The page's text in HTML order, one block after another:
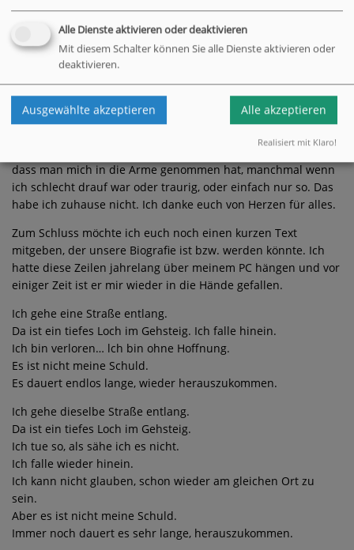
werde euch echt vermissen, auch die konstruktive Kritik
einiger Gruppenmitglieder. In dieser Gruppe durfte ich
Einiges über mich neu erfahren und Altes wieder entdecken.
Meine Funktion als Gruppensprecherin hat mir meine
Grenzen aufgezeigt und ich musste erfahren, dass ich nicht
das Maß alles Dinge bin und manchmal zickig und dass ich
das Altwerden akzeptieren muss, das ist tatsächlich nichts für
dass man mich in die Arme genommen hat, manchmal wenn
ich schlecht drauf war oder traurig, oder einfach nur so. Das
habe ich zuhause nicht. Ich danke euch von Herzen für alles.
Zum Schluss möchte ich euch noch einen kurzen Text
mitgeben, der unsere Biografie ist bzw. werden könnte. Ich
hatte diese Zeilen jahrelang über meinem PC hängen und vor
einiger Zeit ist er mir wieder in die Hände gefallen.
Ich gehe eine Straße entlang.
Da ist ein tiefes Loch im Gehsteig. Ich falle hinein.
Ich bin verloren… lch bin ohne Hoffnung.
Es ist nicht meine Schuld.
Es dauert endlos lange, wieder herauszukommen.
Ich gehe dieselbe Straße entlang.
Da ist ein tiefes Loch im Gehsteig.
Ich tue so, als sähe ich es nicht.
Ich falle wieder hinein.
Ich kann nicht glauben, schon wieder am gleichen Ort zu
sein.
Aber es ist nicht meine Schuld.
Immer noch dauert es sehr lange, herauszukommen.
Alle Dienste aktivieren oder deaktivieren
Mit diesem Schalter können Sie alle Dienste aktivieren oder
deaktivieren.
Ausgewählte akzeptieren Alle akzeptieren
Realisiert mit Klaro!